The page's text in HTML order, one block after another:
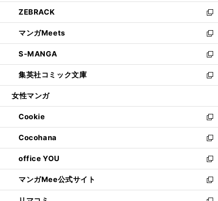
く
ウ
で
開
く
ン
ド
ウ
で
開
く
ウ
ィ
ン
ド
ウ
で
開
く
し
い
ウ
ィ
ン
ド
ウ
で
開
ZEBRACK
新
し
い
ウ
ィ
ン
ド
ウ
開
く
マンガMeets
新
し
い
ウ
ィ
ン
ウ
で
開
く
S-MANGA
新
し
い
ウ
ン
ド
ウ
で
開
く
集英社コミック文庫
新
し
ウ
ィ
ン
ド
ウ
で
開
く
女性マンガ
Cookie
新
し
い
ウ
ィ
ン
ド
ウ
Cocohana
新
し
い
ウ
ィ
ン
office YOU
新
し
い
ウ
マンガMee公式サイト
新
し